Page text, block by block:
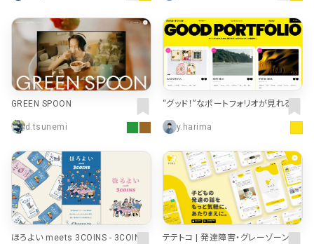
GREEN SPOON
d.tsunemi
“グッド！”なポートフォリオが見れるサ
y.harima
ほろよい meets 3COINS - 3COINS |
テテトコ | 発達障害・グレーゾーンの